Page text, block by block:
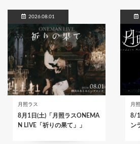
2026.08.01
月照ラス
8月1日(土)「月照ラスONEMA
N LIVE「祈りの果て」」
月
8/1
ン